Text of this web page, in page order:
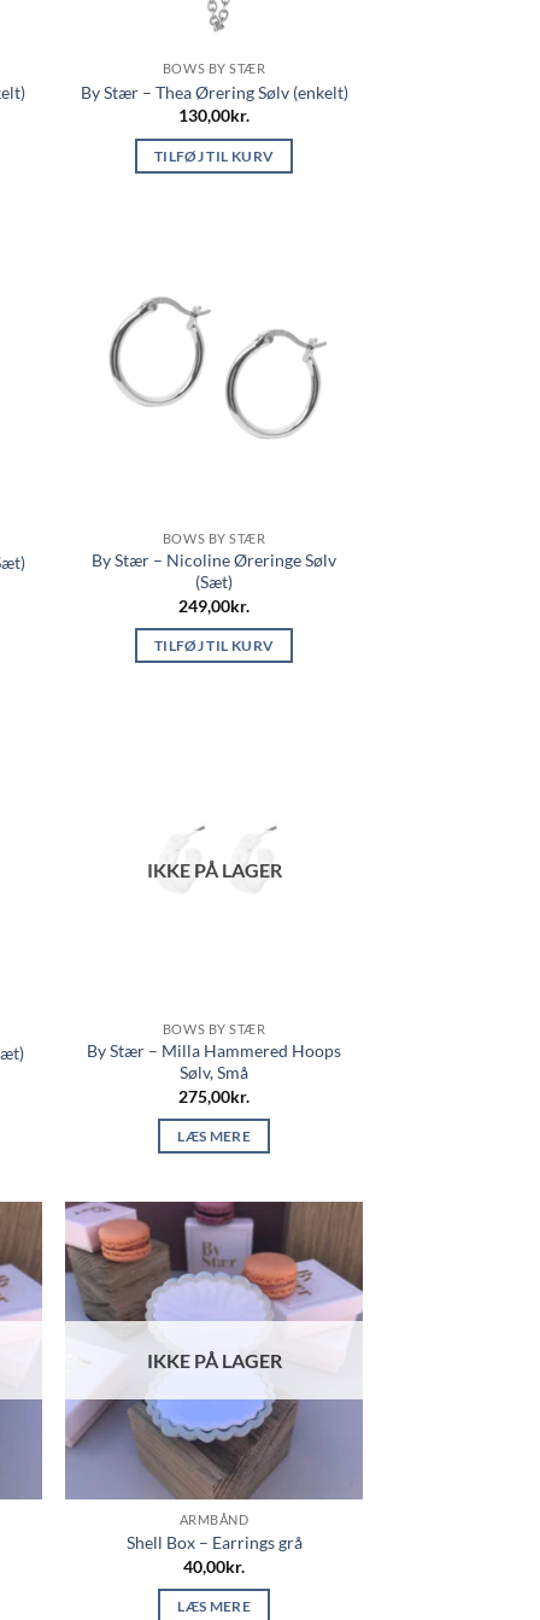
BOWS BY STÆR
By Stær – Thea Ørering Sølv (enkelt)
130,00kr.
TILFØJ TIL KURV
BOWS BY STÆR
By Stær – Nicoline Øreringe Sølv
(Sæt)
249,00kr.
TILFØJ TIL KURV
IKKE PÅ LAGER
BOWS BY STÆR
By Stær – Milla Hammered Hoops
Sølv, Små
275,00kr.
LÆS MERE
IKKE PÅ LAGER
ARMBÅND
Shell Box – Earrings grå
40,00kr.
LÆS MERE